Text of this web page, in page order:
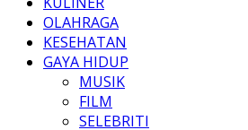
OLAHRAGA
KESEHATAN
GAYA HIDUP
MUSIK
FILM
SELEBRITI